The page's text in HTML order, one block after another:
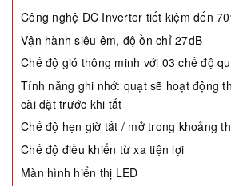
Công nghệ DC Inverter tiết kiệm đến
Vận hành siêu êm, độ ồn chỉ 27dB
Chế độ gió thông minh với 03 chế độ
Tính năng ghi nhớ: quạt sẽ hoạt động
cài đặt trước khi tắt
Chế độ hẹn giờ tắt / mở trong khoảng
Chế độ điều khiển từ xa tiện lợi
Màn hình hiển thị LED